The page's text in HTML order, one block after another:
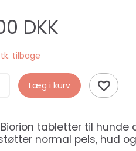
DKK
tilbage
Læg i kurv
tabletter til hunde
normal pels, hud